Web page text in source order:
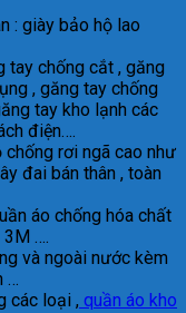
: giày bảo hộ lao
tay chống cắt , găng
, găng tay chống
tay kho lạnh các
điện….
rơi ngã cao như
đai bán thân , toàn
áo chống hóa chất
3M ….
và ngoài nước kèm
…
các loại , quần áo kho